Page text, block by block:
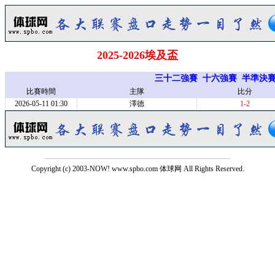
2025-2026埃及盃
三十二強賽 十六強賽 半準決
比賽時間 主隊
比分
2026-05-11 01:30
澤德 1-2
Copyright (c) 2003-NOW! www.spbo.com 体球网 All Rights Reserved.